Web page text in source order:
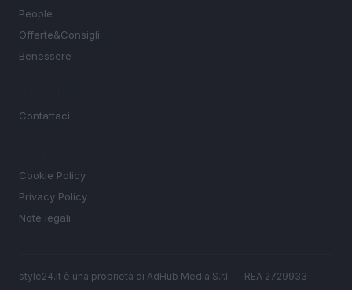
People
Offerte&Consigli
Benessere
Contattaci
Cookie Policy
Privacy Policy
Note legali
style24.it è una proprietà di AdHub Media S.r.l. — REA 2729933